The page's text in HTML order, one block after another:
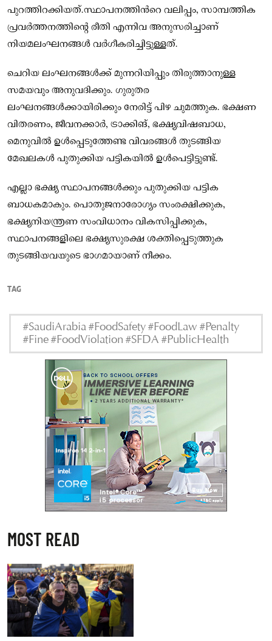
പുറത്തിറക്കിയത്.സ്ഥാപനത്തിന്‍റെ വലിപ്പം, സാമ്പത്തിക
പ്രവർത്തനത്തിന്റെ രീതി എന്നിവ അനുസരിച്ചാണ്
നിയമലംഘനങ്ങൾ വർഗീകരിച്ചിട്ടുള്ളത്.
ചെറിയ ലംഘനങ്ങൾക്ക് മുന്നറിയിപ്പും തിരുത്താനുള്ള
സമയവും അനുവദിക്കും. ഗുരുതര
ലംഘനങ്ങൾക്കായിരിക്കും നേരിട്ട് പിഴ ചുമത്തുക. ഭക്ഷണ
വിതരണം, ജീവനക്കാർ, ട്രാക്കിങ്, ഭക്ഷ്യവിഷബാധ,
മെനുവിൽ ഉൾപ്പെടുത്തേണ്ട വിവരങ്ങൾ തുടങ്ങിയ
മേഖലകൾ പുതുക്കിയ പട്ടികയിൽ ഉൾപെട്ടിട്ടുണ്ട്.
എല്ലാ ഭക്ഷ്യ സ്ഥാപനങ്ങൾക്കും പുതുക്കിയ പട്ടിക
ബാധകമാകും. പൊതുജനാരോഗ്യം സംരക്ഷിക്കുക,
ഭക്ഷ്യനിയന്ത്രണ സംവിധാനം വികസിപ്പിക്കുക,
സ്ഥാപനങ്ങളിലെ ഭക്ഷ്യസുരക്ഷ ശക്തിപ്പെടുത്തുക
തുടങ്ങിയവയുടെ ഭാഗമായാണ് നീക്കം.
TAG
#SaudiArabia #FoodSafety #FoodLaw #Penalty
#Fine #FoodViolation #SFDA #PublicHealth
MOST READ